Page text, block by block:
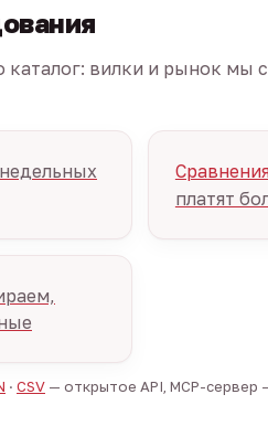
каталог: вилки и рынок мы
недельных
платят
· CSV — открытое API, MCP-сервер